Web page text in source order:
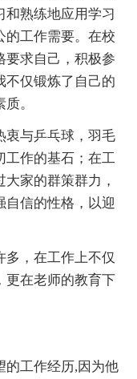
和熟练地应用学习
的工作需要。在校
要求自己，积极参
不仅锻炼了自己的
。
衷与乒乓球，羽毛
工作的基石；在工
家的群策群力，
自信的性格，以迎
多，在工作上不仅
更在老师的教育下
的工作经历,因为他